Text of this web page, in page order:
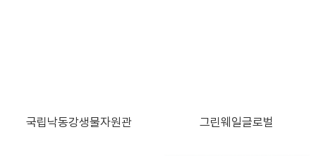
국립낙동강생물자원관 그린웨일글로벌